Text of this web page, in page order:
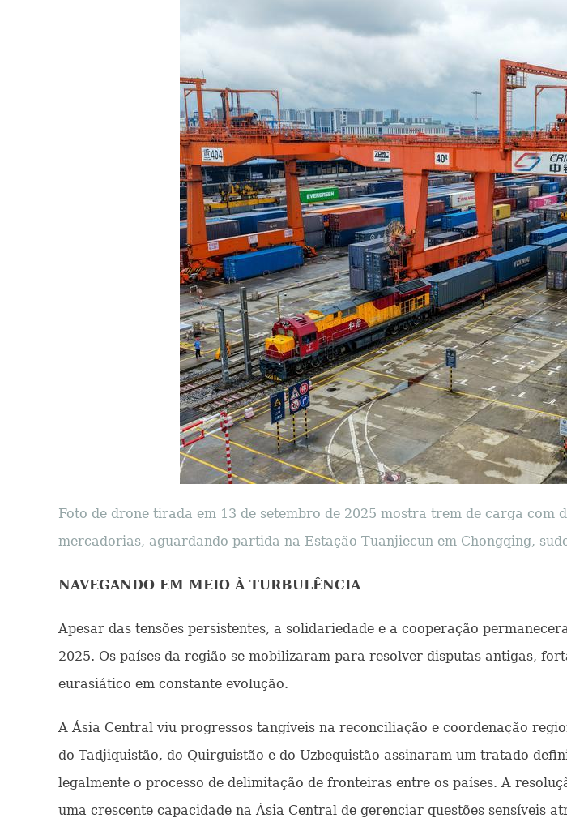
Foto de drone tirada em 13 de setembro de 2025 mostra trem de carga
mercadorias, aguardando partida na Estação Tuanjiecun em Chongqing,
NAVEGANDO EM MEIO À TURBULÊNCIA
Apesar das tensões persistentes, a solidariedade e a cooperação
2025. Os países da região se mobilizaram para resolver disputas antigas,
eurasiático em constante evolução.
A Ásia Central viu progressos tangíveis na reconciliação e coordenação
do Tadjiquistão, do Quirguistão e do Uzbequistão assinaram um tratado
legalmente o processo de delimitação de fronteiras entre os países. A
uma crescente capacidade na Ásia Central de gerenciar questões sensíveis